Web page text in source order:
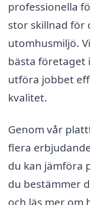
professionella
stor skillnad för
utomhusmiljö.
bästa företaget
utföra jobbet
kvalitet.
Genom vår
flera
du kan jämföra
du bestämmer